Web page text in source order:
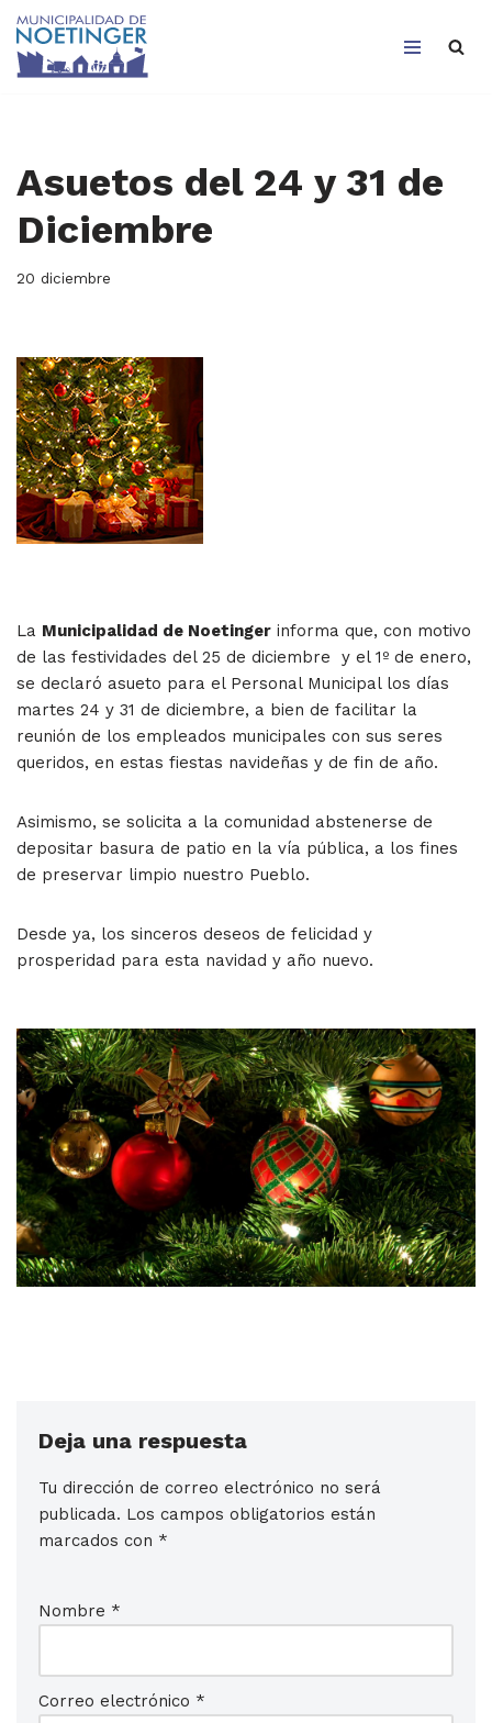
Saltar
Asuetos del 24 y 31 de
Diciembre
20 diciembre
La Municipalidad de Noetinger informa que, con motivo
de las festividades del 25 de diciembre y el 1º de enero,
se declaró asueto para el Personal Municipal los días
martes 24 y 31 de diciembre, a bien de facilitar la
reunión de los empleados municipales con sus seres
queridos, en estas fiestas navideñas y de fin de año.
Asimismo, se solicita a la comunidad abstenerse de
depositar basura de patio en la vía pública, a los fines
de preservar limpio nuestro Pueblo.
Desde ya, los sinceros deseos de felicidad y
prosperidad para esta navidad y año nuevo.
Deja una respuesta
Tu dirección de correo electrónico no será
publicada. Los campos obligatorios están
marcados con *
Nombre *
Correo electrónico *